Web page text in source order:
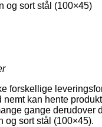
og sort stål (100×45)
forskellige
kan hente
gange derudover
og sort stål (100×45).